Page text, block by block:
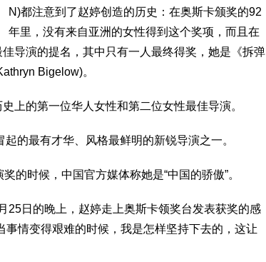
N)都注意到了赵婷创造的历史：在奥斯卡颁奖的92
年里，没有来自亚洲的女性得到这个奖项，而且在
导演的提名，其中只有一人最终得奖，她是《拆弹
Bigelow)。
的第一位华人女性和第二位女性最佳导演。
最有才华、风格最鲜明的新锐导演之一。
时候，中国官方媒体称她是“中国的骄傲”。
日的晚上，赵婷走上奥斯卡领奖台发表获奖的感
事情变得艰难的时候，我是怎样坚持下去的，这让